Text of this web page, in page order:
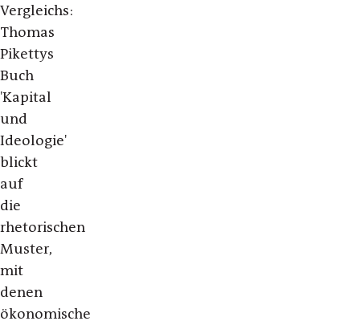
Vergleichs:
Thomas
Pikettys
Buch
'Kapital
und
Ideologie'
blickt
auf
die
rhetorischen
Muster,
mit
denen
ökonomische